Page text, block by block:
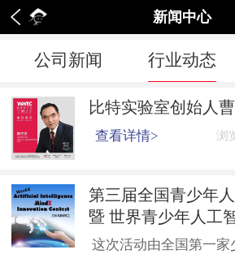
新闻中心
公司新闻 行业动态
查看详情> 浏
暨 世界青少年人工智能MindX创造发明
这次活动由全国第一